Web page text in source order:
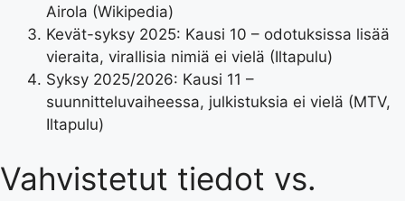
Airola (Wikipedia)
Kevät-syksy 2025: Kausi 10 – odotuksissa lisää
vieraita, virallisia nimiä ei vielä (Iltapulu)
Syksy 2025/2026: Kausi 11 –
suunnitteluvaiheessa, julkistuksia ei vielä (MTV,
Iltapulu)
Vahvistetut tiedot vs.